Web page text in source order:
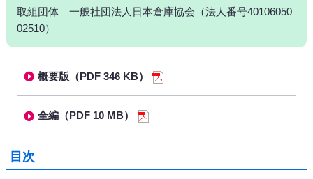
取組団体 一般社団法人日本倉庫協会（法人番号40106050
02510）
概要版（PDF 346 KB）
全編（PDF 10 MB）
目次